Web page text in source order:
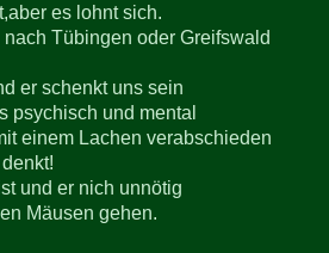
es lohnt sich.
Tübingen oder Greifswald
er schenkt uns sein
psychisch und mental
einem Lachen verabschieden
und er nich unnötig
Mäusen gehen.